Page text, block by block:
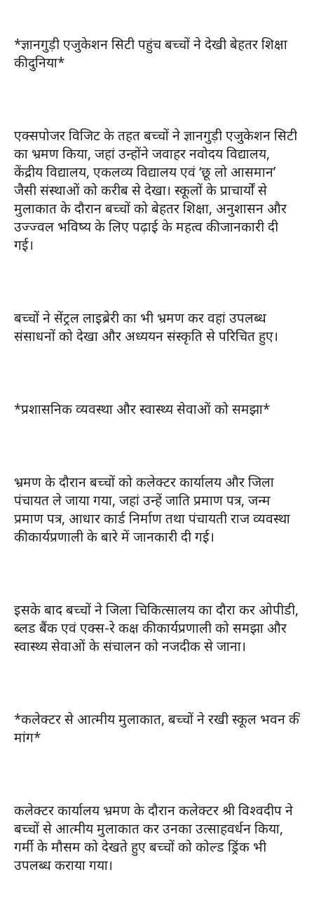
*ज्ञानगुड़ी एजुकेशन सिटी पहुंच बच्चों ने देखी बेहतर शिक्षा
की दुनिया*
एक्सपोजर विजिट के तहत बच्चों ने ज्ञानगुड़ी एजुकेशन सिटी
का भ्रमण किया, जहां उन्होंने जवाहर नवोदय विद्यालय,
केंद्रीय विद्यालय, एकलव्य विद्यालय एवं ‘छू लो आसमान’
जैसी संस्थाओं को करीब से देखा। स्कूलों के प्राचार्यों से
मुलाकात के दौरान बच्चों को बेहतर शिक्षा, अनुशासन और
उज्ज्वल भविष्य के लिए पढ़ाई के महत्व की जानकारी दी
गई।
बच्चों ने सेंट्रल लाइब्रेरी का भी भ्रमण कर वहां उपलब्ध
संसाधनों को देखा और अध्ययन संस्कृति से परिचित हुए।
*प्रशासनिक व्यवस्था और स्वास्थ्य सेवाओं को समझा*
भ्रमण के दौरान बच्चों को कलेक्टर कार्यालय और जिला
पंचायत ले जाया गया, जहां उन्हें जाति प्रमाण पत्र, जन्म
प्रमाण पत्र, आधार कार्ड निर्माण तथा पंचायती राज व्यवस्था
की कार्यप्रणाली के बारे में जानकारी दी गई।
इसके बाद बच्चों ने जिला चिकित्सालय का दौरा कर ओपीडी,
ब्लड बैंक एवं एक्स-रे कक्ष की कार्यप्रणाली को समझा और
स्वास्थ्य सेवाओं के संचालन को नजदीक से जाना।
*कलेक्टर से आत्मीय मुलाकात, बच्चों ने रखी स्कूल भवन की
मांग*
कलेक्टर कार्यालय भ्रमण के दौरान कलेक्टर श्री विश्वदीप ने
बच्चों से आत्मीय मुलाकात कर उनका उत्साहवर्धन किया,
गर्मी के मौसम को देखते हुए बच्चों को कोल्ड ड्रिंक भी
उपलब्ध कराया गया।